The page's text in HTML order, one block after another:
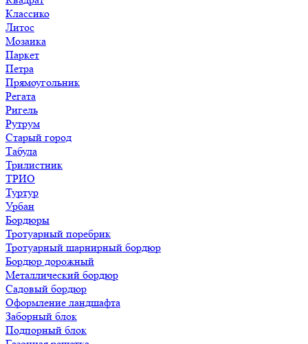
Классико
Литос
Мозаика
Паркет
Петра
Прямоугольник
Регата
Ригель
Рутрум
Старый город
Табула
Трилистник
ТРИО
Туртур
Урбан
Бордюры
Тротуарный поребрик
Тротуарный шарнирный бордюр
Бордюр дорожный
Металлический бордюр
Садовый бордюр
Оформление ландшафта
Заборный блок
Подпорный блок